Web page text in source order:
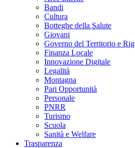
Bandi
Cultura
Botteghe della Salute
Giovani
Governo del Territorio e
Finanza Locale
Innovazione Digitale
Legalità
Montagna
Pari Opportunità
Personale
PNRR
Turismo
Scuola
Sanità e Welfare
Trasparenza